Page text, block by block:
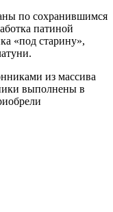
по сохранившимся
патиной
«под старину»,
из массива
выполнены в